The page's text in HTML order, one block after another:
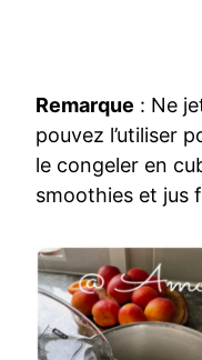
Remarque : Ne
pouvez l’utiliser
le congeler en
smoothies et jus